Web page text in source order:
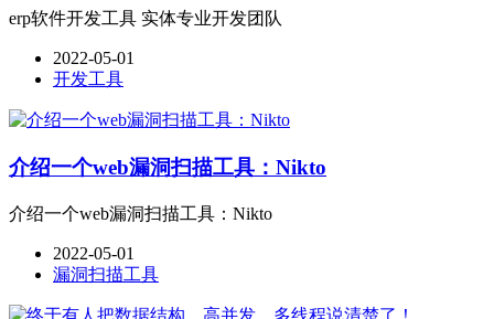
erp软件开发工具 实体专业开发团队
2022-05-01
开发工具
介绍一个web漏洞扫描工具：Nikto
介绍一个web漏洞扫描工具：Nikto
2022-05-01
漏洞扫描工具